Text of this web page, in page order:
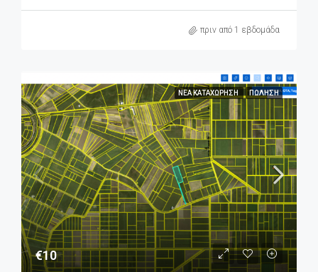
πριν από 1 εβδομάδα
ΝΈΑ ΚΑΤΑΧΏΡΗΣΗ ΠΏΛΗΣΗ
€10